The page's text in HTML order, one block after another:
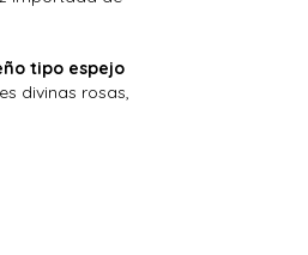
tipo espejo
divinas rosas,